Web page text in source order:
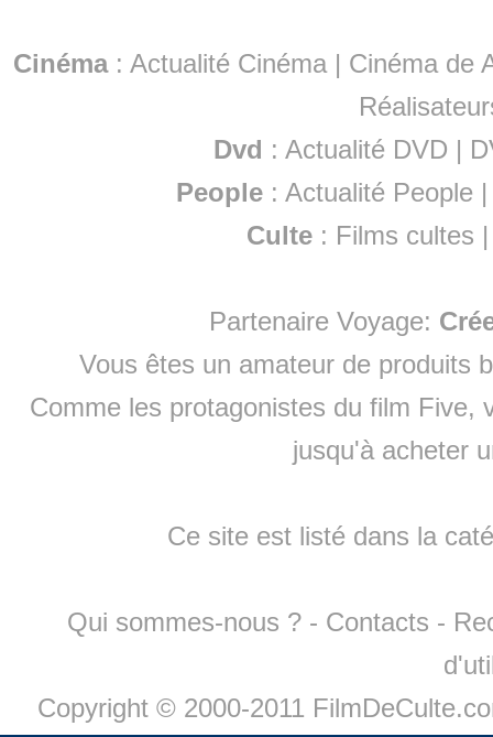
Cinéma: Actualité Cinéma | Cinéma de
Dvd : Actualité DVD |
People :Actualité People
Culte : Films cultes
Partenaire Voyage:
Vous êtes un amateur de produits
Comme les protagonistes du film Five,
jusqu'à acheter
Ce site est listé dans la
Qui sommes-nous ? - Contacts -
Copyright © 2000-2011